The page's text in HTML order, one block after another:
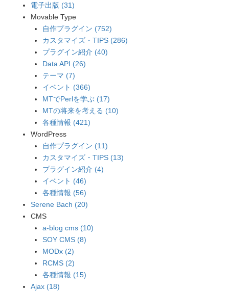
電子出版 (31)
Movable Type
自作プラグイン (752)
カスタマイズ・TIPS (286)
プラグイン紹介 (40)
Data API (26)
テーマ (7)
イベント (366)
MTでPerlを学ぶ (17)
MTの将来を考える (10)
各種情報 (421)
WordPress
自作プラグイン (11)
カスタマイズ・TIPS (13)
プラグイン紹介 (4)
イベント (46)
各種情報 (56)
Serene Bach (20)
CMS
a-blog cms (10)
SOY CMS (8)
MODx (2)
RCMS (2)
各種情報 (15)
Ajax (18)